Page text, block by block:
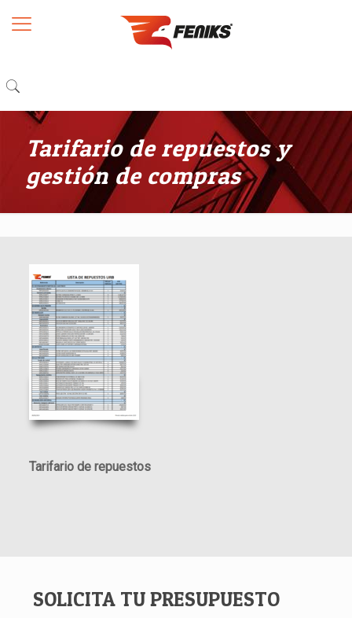
Tarifario de repuestos y
gestión de compras
Tarifario de repuestos
SOLICITA TU PRESUPUESTO